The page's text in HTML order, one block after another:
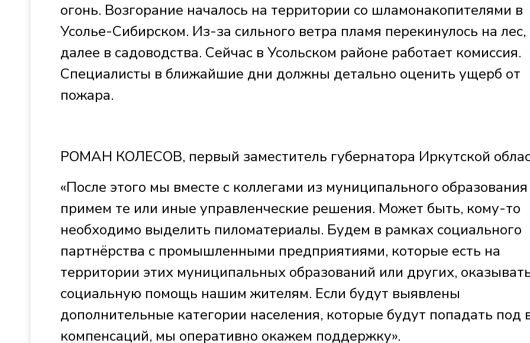
огонь. Возгорание началось на территории со шламонакопителями в
Усолье-Сибирском. Из-за сильного ветра пламя перекинулось на лес,
далее в садоводства. Сейчас в Усольском районе работает комиссия.
Специалисты в ближайшие дни должны детально оценить ущерб от
пожара.
РОМАН КОЛЕСОВ, первый заместитель губернатора Иркутской
«После этого мы вместе с коллегами из муниципального образования
примем те или иные управленческие решения. Может быть, кому-то
необходимо выделить пиломатериалы. Будем в рамках социального
партнёрства с промышленными предприятиями, которые есть на
территории этих муниципальных образований или других,
социальную помощь нашим жителям. Если будут выявлены
дополнительные категории населения, которые будут попадать под
компенсаций, мы оперативно окажем поддержку».